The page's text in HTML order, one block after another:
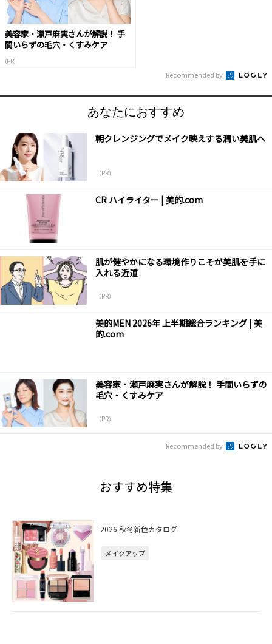
美容家・瀬戸麻実さんが解説！ 手
間いらずの毛穴・くすみケア
(PR)
Recommended by
あなたにおすすめ
朝クレンジングでメイク映えする潤い美肌へ
（PR）
CR ハイライター | 美的.com
肌が健やかになる環境作りこそが美肌を手に
入れる近道
（PR）
美的MEN 2026年 上半期総合ランキング | 美
的.com
美容家・瀬戸麻実さんが解説！ 手間いらずの
毛穴・くすみケア
（PR）
Recommended by
おすすめ特集
2026 秋冬新色カタログ
メイクアップ